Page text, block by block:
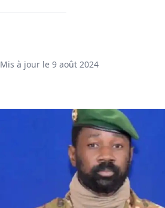
Mis à jour le 9 août 2024